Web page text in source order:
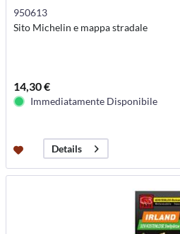
950613
Sito Michelin e mappa stradale
14,30 €
Immediatamente Disponibile
Details